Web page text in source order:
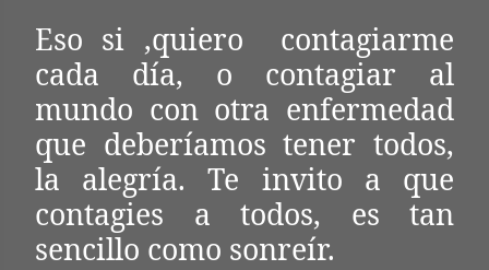
Eso si ,quiero contagiarme
cada día, o contagiar al
mundo con otra enfermedad
que deberíamos tener todos,
la alegría. Te invito a que
contagies a todos, es tan
sencillo como sonreír.